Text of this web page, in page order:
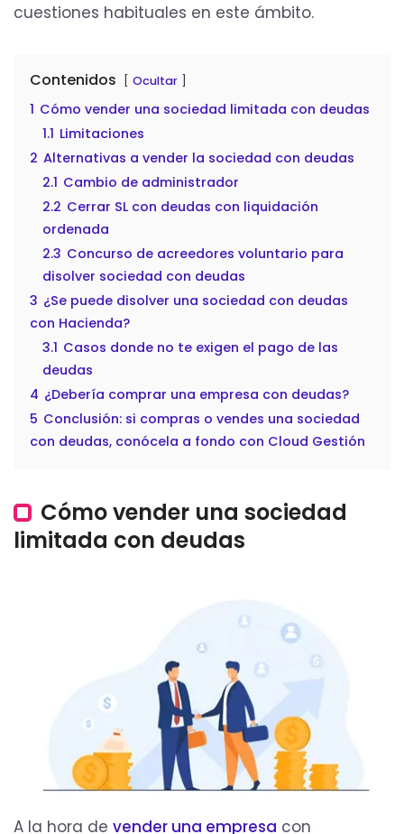
cuestiones habituales en este ámbito.
Contenidos Ocultar
1 Cómo vender una sociedad limitada con deudas
1.1 Limitaciones
2 Alternativas a vender la sociedad con deudas
2.1 Cambio de administrador
2.2 Cerrar SL con deudas con liquidación
ordenada
2.3 Concurso de acreedores voluntario para
disolver sociedad con deudas
3 ¿Se puede disolver una sociedad con deudas
con Hacienda?
3.1 Casos donde no te exigen el pago de las
deudas
4 ¿Debería comprar una empresa con deudas?
5 Conclusión: si compras o vendes una sociedad
con deudas, conócela a fondo con Cloud Gestión
Cómo vender una sociedad
limitada con deudas
A la hora de vender una empresa con